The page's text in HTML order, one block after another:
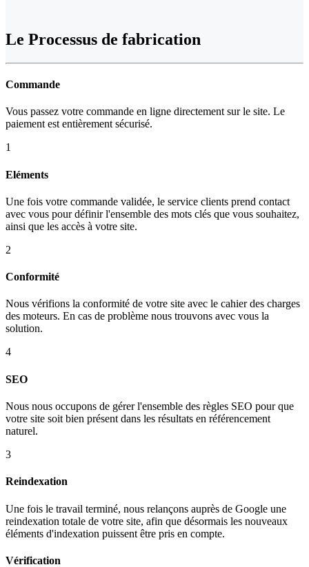
Le Processus de fabrication
Commande
Vous passez votre commande en ligne directement sur le site. Le
paiement est entièrement sécurisé.
1
Eléments
Une fois votre commande validée, le service clients prend contact
avec vous pour définir l'ensemble des mots clés que vous souhaitez,
ainsi que les accès à votre site.
2
Conformité
Nous vérifions la conformité de votre site avec le cahier des charges
des moteurs. En cas de problème nous trouvons avec vous la
solution.
4
SEO
Nous nous occupons de gérer l'ensemble des règles SEO pour que
votre site soit bien présent dans les résultats en référencement
naturel.
3
Reindexation
Une fois le travail terminé, nous relançons auprès de Google une
reindexation totale de votre site, afin que désormais les nouveaux
éléments d'indexation puissent être pris en compte.
Vérification